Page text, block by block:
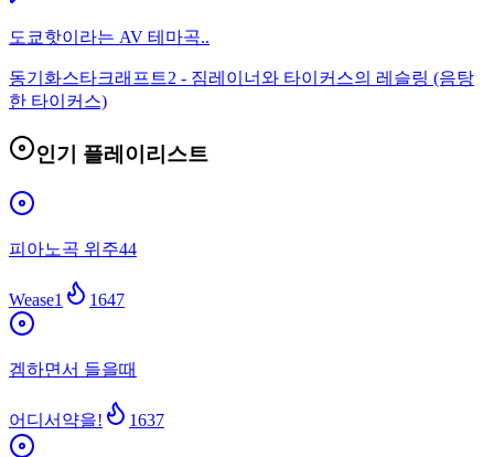
도쿄핫이라는 AV 테마곡..
동기화스타크래프트2 - 짐레이너와 타이커스의 레슬링 (음탕
한 타이커스)
인기 플레이리스트
피아노곡 위주44
Wease1 1647
겜하면서 들을때
어디서약을! 1637